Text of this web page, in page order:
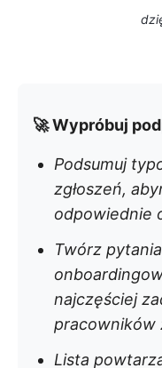
🚀 Wypróbuj
Podsumuj
zgłoszeń,
odpowiednie
Twórz
najczęściej
pracowników
Lista